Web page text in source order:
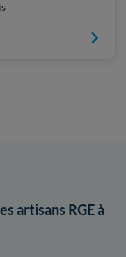
artisans RGE à